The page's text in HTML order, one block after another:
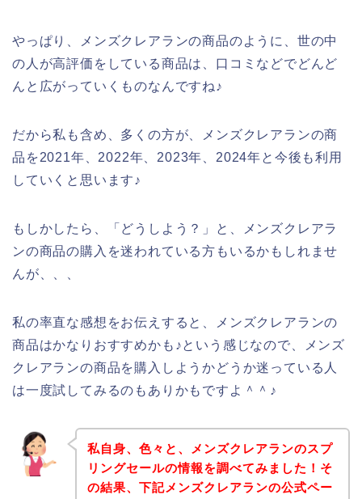
やっぱり、メンズクレアランの商品のように、世の中
の人が高評価をしている商品は、口コミなどでどんど
んと広がっていくものなんですね♪
だから私も含め、多くの方が、メンズクレアランの商
品を2021年、2022年、2023年、2024年と今後も利用
していくと思います♪
もしかしたら、「どうしよう？」と、メンズクレアラ
ンの商品の購入を迷われている方もいるかもしれませ
んが、、、
私の率直な感想をお伝えすると、メンズクレアランの
商品はかなりおすすめかも♪という感じなので、メンズ
クレアランの商品を購入しようかどうか迷っている人
は一度試してみるのもありかもですよ＾＾♪
私自身、色々と、メンズクレアランのスプ
リングセールの情報を調べてみました！そ
の結果、下記メンズクレアランの公式ペー